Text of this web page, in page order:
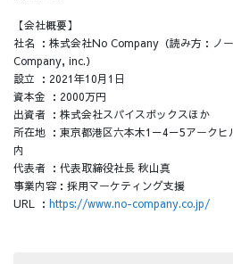
【会社概要】
社名 ：株式会社No Company（読み方：ノ
Company, inc.）
設立 ：2021年10月1日
資本金 ：2000万円
出資者 ：株式会社スパイスボックスほか
所在地 ：東京都港区六本木1－4－5アーク
内
代表者 ：代表取締役社長 秋山真
事業内容：採用マーケティング支援
URL ： https://www.no-company.co.jp/